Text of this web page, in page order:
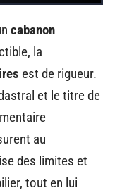
cabanon
la
est de rigueur.
et le titre de
au
des limites et
tout en lui